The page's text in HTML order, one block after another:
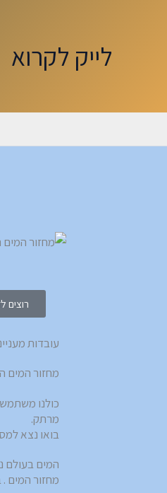
לייק לקרוא
רוצים
עובדות
מחזור המים
כולנו
מרתק.
בואו נצא
המים בעולם
מחזור המים